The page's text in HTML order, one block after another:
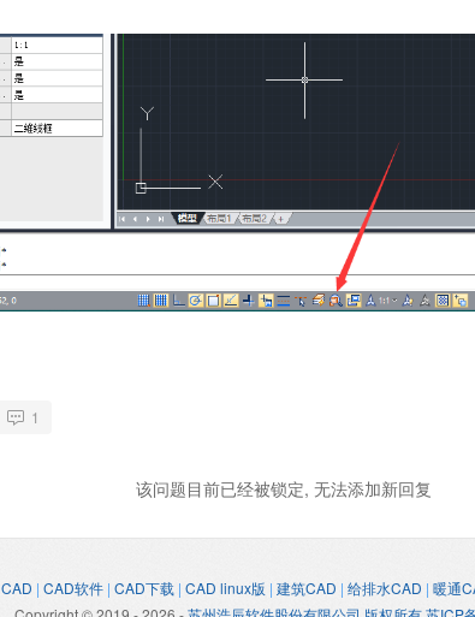
1
该问题目前已经被锁定, 无法添加新回复
CAD | CAD软件 | CAD下载 | CAD linux版 | 建筑CAD | 给排水CAD | 暖通